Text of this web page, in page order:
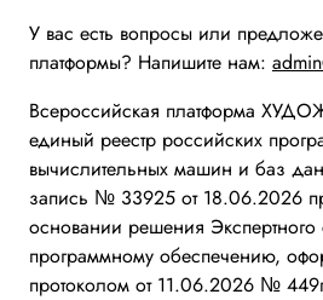
У вас есть вопросы или
платформы? Напишите нам:
Всероссийская платформа
единый реестр российских
вычислительных машин и баз
запись № 33925 от 18.06.2026
основании решения Экспертного
программному обеспечению,
протоколом от 11.06.2026 №